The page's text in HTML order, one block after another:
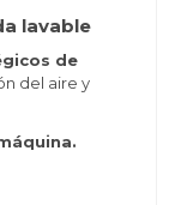
lavable
de
del aire y